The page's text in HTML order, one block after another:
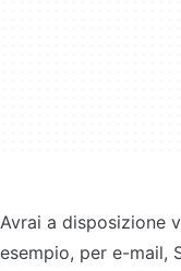
Avrai a disposizione
esempio, per e-mail,